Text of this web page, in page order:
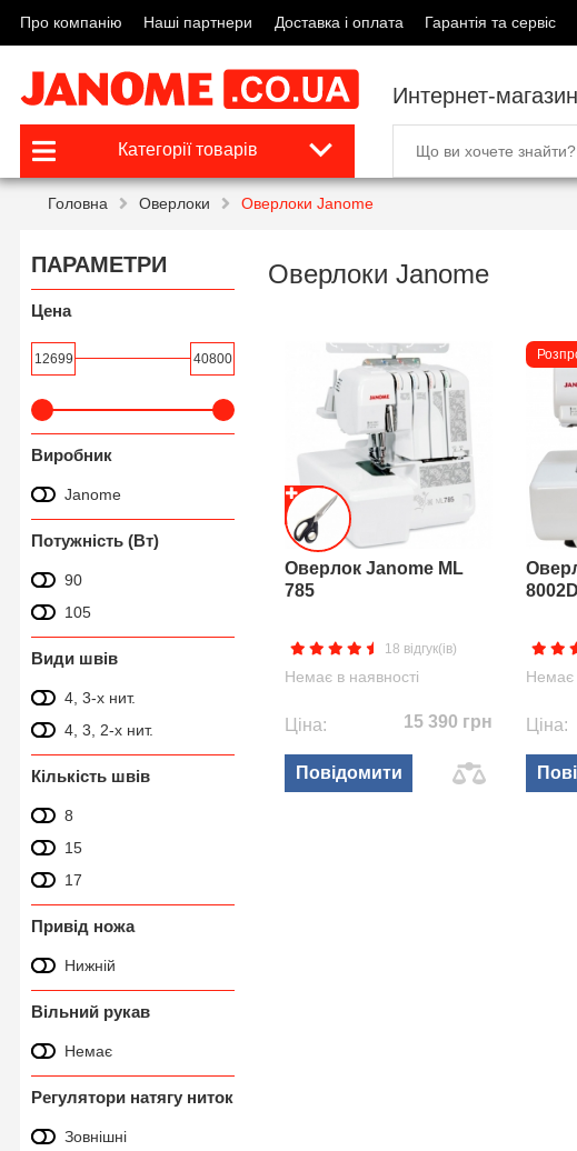
Про компанію Наші партнери Доставка і оплата Гарантія та сервіс
Интернет-
Категорії товарів
Головна Оверлоки Оверлоки Janome
ПАРАМЕТРИ
Цена
12699 40800
Виробник
Janome
Потужність (Вт)
90
105
Види швів
4, 3-х нит.
4, 3, 2-х нит.
Кількість швів
8
15
17
Привід ножа
Нижній
Вільний рукав
Немає
Регулятори натягу ниток
Зовнішні
Оверлоки Janome
Оверлок Janome ML
785
18 відгук(ів)
Немає в наявності
Ціна: 15 390 грн
Повідомити
Немає
Ціна: